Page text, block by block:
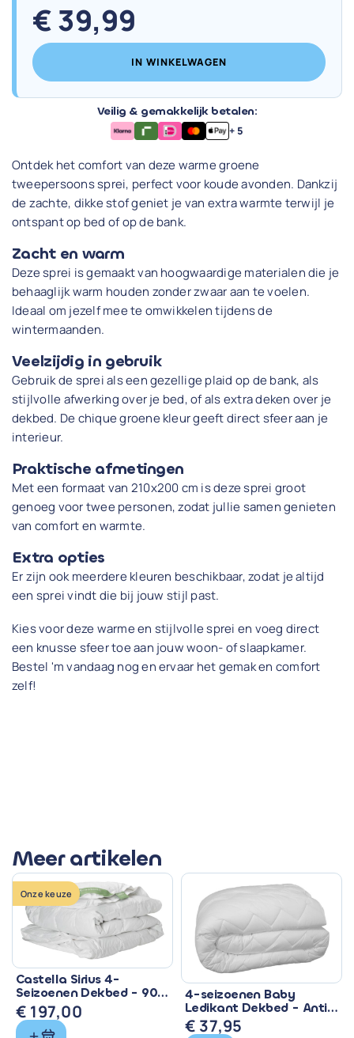
€39,99
IN WINKELWAGEN
Veilig & gemakkelijk betalen:
+ 5
Ontdek het comfort van deze warme groene
tweepersoons sprei, perfect voor koude avonden. Dankzij
de zachte, dikke stof geniet je van extra warmte terwijl je
ontspant op bed of op de bank.
Zacht en warm
Deze sprei is gemaakt van hoogwaardige materialen die je
behaaglijk warm houden zonder zwaar aan te voelen.
Ideaal om jezelf mee te omwikkelen tijdens de
wintermaanden.
Veelzijdig in gebruik
Gebruik de sprei als een gezellige plaid op de bank, als
stijlvolle afwerking over je bed, of als extra deken over je
dekbed. De chique groene kleur geeft direct sfeer aan je
interieur.
Praktische afmetingen
Met een formaat van 210x200 cm is deze sprei groot
genoeg voor twee personen, zodat jullie samen genieten
van comfort en warmte.
Extra opties
Er zijn ook meerdere kleuren beschikbaar, zodat je altijd
een sprei vindt die bij jouw stijl past.
Kies voor deze warme en stijlvolle sprei en voeg direct
een knusse sfeer toe aan jouw woon- of slaapkamer.
Bestel 'm vandaag nog en ervaar het gemak en comfort
zelf!
Meer artikelen
Onze keuze
Castella Sirius 4-
Seizoenen Dekbed - 90%
Eendendons &
Ventilerend
€ 197,00
4-seizoenen Baby
Ledikant Dekbed - Anti
Allergisch & Wasbaar
€ 37,95